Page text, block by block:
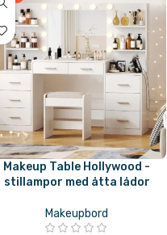
Makeup Table Hollywood -
stillampor med åtta lådor
Makeupbord